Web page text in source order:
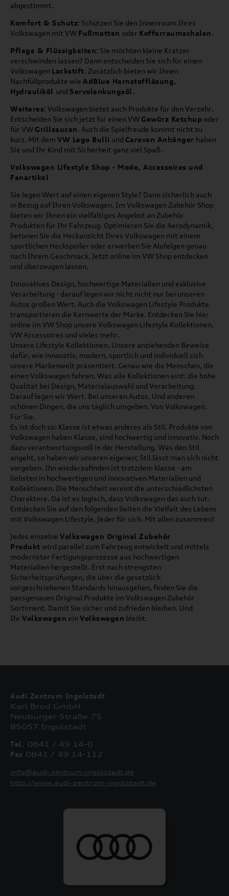
abgestimmt.
Komfort & Schutz: Schützen Sie den Innenraum Ihres
Volkswagen mit VW Fußmatten oder Kofferraumschalen.
Pflege & Flüssigkeiten: Sie möchten kleine Kratzer
verschwinden lassen? Dann entscheiden Sie sich für einen
Volkswagen Lackstift. Zusätzlich bieten wir Ihnen
Nachfüllprodukte wie AdBlue Harnstofflösung,
Hydrauliköl und Servolenkungsöl.
Weiteres: Volkswagen bietet auch Produkte für den Verzehr.
Entscheiden Sie sich jetzt für einen VW Gewürz Ketchup oder
für VW Grillsaucen. Auch die Spielfreude kommt nicht zu
kurz. Mit dem VW Lego Bulli und Caravan Anhänger haben
Sie und Ihr Kind mit Sicherheit ganz viel Spaß.
Volkswagen Lifestyle Shop - Mode, Accessoires und
Fanartikel
Sie legen Wert auf einen eigenen Style? Dann sicherlich auch
in Bezug auf Ihren Volkswagen. Im Volkswagen Zubehör Shop
bieten wir Ihnen ein vielfältiges Angebot an Zubehör
Produkten für Ihr Fahrzeug. Optimieren Sie die Aerodynamik,
betonen Sie die Heckansicht Ihres Volkswagen mit einem
sportlichen Heckspoiler oder erwerben Sie Alufelgen genau
nach Ihrem Geschmack. Jetzt online im VW Shop entdecken
und überzeugen lassen.
Innovatives Design, hochwertige Materialien und exklusive
Verarbeitung - darauf legen wir nicht nicht nur bei unseren
Autos großen Wert. Auch die Volkswagen Lifestyle Produkte
transportieren die Kernwerte der Marke. Entdecken Sie hier
online im VW Shop unsere Volkswagen Lifestyle Kollektionen,
VW Accessoires und vieles mehr.
Unsere Lifestyle Kollektionen. Unsere anziehenden Beweise
dafür, wie innovativ, modern, sportlich und individuell sich
unsere Markenwelt präsentiert. Genau wie die Menschen, die
einen Volkswagen fahren. Was alle Kollektionen eint: die hohe
Qualität bei Design, Materialauswahl und Verarbeitung.
Darauf legen wir Wert. Bei unseren Autos. Und anderen
schönen Dingen, die uns täglich umgeben. Von Volkswagen.
Für Sie.
Es ist doch so: Klasse ist etwas anderes als Stil. Produkte von
Volkswagen haben Klasse, sind hochwertig und innovativ. Noch
dazu verantwortungsvoll in der Herstellung. Was den Stil
angeht, so haben wir unseren eigenen; Stil lässt man sich nicht
vorgeben. Ihn wiederzufinden ist trotzdem klasse - am
liebsten in hochwertigen und innovativen Materialien und
Kollektionen. Die Menschheit vereint die unterschiedlichsten
Charaktere. Da ist es logisch, dass Volkswagen das auch tut.
Entdecken Sie auf den folgenden Seiten die Vielfalt des Lebens
mit Volkswagen Lifestyle. Jeder für sich. Mit allen zusammen!
Jedes einzelne Volkswagen Original Zubehör
Produkt wird parallel zum Fahrzeug entwickelt und mittels
modernster Fertigungsprozesse aus hochwertigen
Materialien hergestellt. Erst nach strengsten
Sicherheitsprüfungen, die über die gesetzlich
vorgeschriebenen Standards hinausgehen, finden Sie die
passgenauen Original Produkte im Volkswagen Zubehör
Sortiment. Damit Sie sicher und zufrieden bleiben. Und
Ihr Volkswagen ein Volkswagen bleibt.
Audi Zentrum Ingolstadt
Karl Brod GmbH
Neuburger Straße 75
85057 Ingolstadt
Tel. 0841 / 49 14-0
Fax 0841 / 49 14-112
info@audi-zentrum-ingolstadt.de
http://www.audi-zentrum-ingolstadt.de